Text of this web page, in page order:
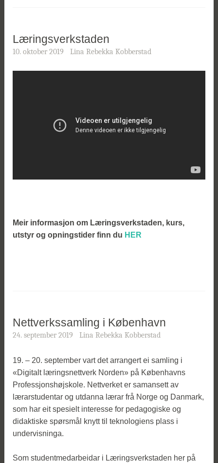
Læringsverkstaden
10. oktober 2019 Lina Rebekka Kobberstad
Meir informasjon om Læringsverkstaden, kurs,
utstyr og opningstider finn du HER
Nettverkssamling i København
24. september 2019 Lina Rebekka Kobberstad
19. – 20. september vart det arrangert ei samling i
«Digitalt læringsnettverk Norden» på Københavns
Professjonshøjskole. Nettverket er samansett av
lærarstudentar og utdanna lærarfrå Norge og Danmark,
som har eit spesielt interesse for pedagogiske og
didaktiske spørsmål knytt til teknologiens plass i
undervisninga.
Som studentmedarbeidar i Læringsverkstaden her på